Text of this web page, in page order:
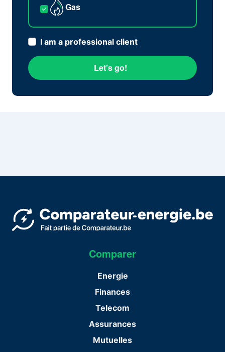
Gas
I am a professional client
Let’s go!
Comparer
Energie
Finances
Telecom
Assurances
Mutuelles